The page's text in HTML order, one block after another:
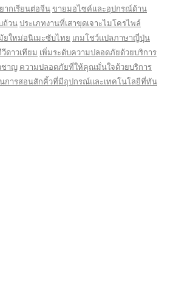
ากเรียนต่อจีนขายมอไซค์และอุปกรณ์ด้าน
ถ้วนประเภทงานที่เสาขุดเจาะไมโครไพล์
ยใหม่อนิเมะซับไทย เกมโชว์แปลภาษาญี่ปุ่น
ดาวเทียม เพิ่มระดับความปลอดภัยด้วยบริการ
ชาญ ความปลอดภัยที่ให้คุณมั่นใจด้วยบริการ
การสอนสักคิ้วที่มีอุปกรณ์และเทคโนโลยีที่ทัน